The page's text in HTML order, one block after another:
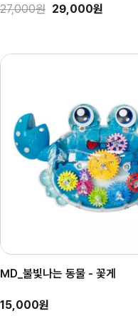
27,000원 29,000원
MD_불빛나는 동물 - 꽃게
15,000원